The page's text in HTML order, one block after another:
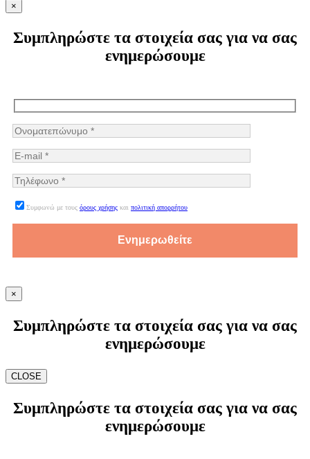
×
Συμπληρώστε τα στοιχεία σας για να σας
ενημερώσουμε
Συμφωνώ με τους όρους χρήσης και πολιτική απορρήτου
×
Συμπληρώστε τα στοιχεία σας για να σας
ενημερώσουμε
CLOSE
Συμπληρώστε τα στοιχεία σας για να σας
ενημερώσουμε